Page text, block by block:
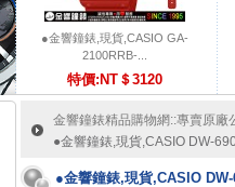
●金響鐘錶,現貨,CASIO GA-
2100RRB-...
特價:NT＄3120
金響鐘錶精品購物網::專賣原廠
●金響鐘錶,現貨,CASIO DW-
●金響鐘錶,現貨,CASIO